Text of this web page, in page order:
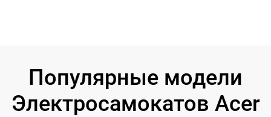
Популярные модели
Электросамокатов Acer